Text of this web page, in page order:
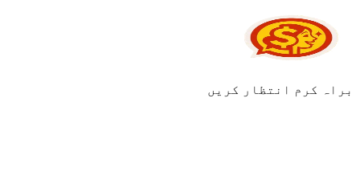
براہ کرم انتظار کریں